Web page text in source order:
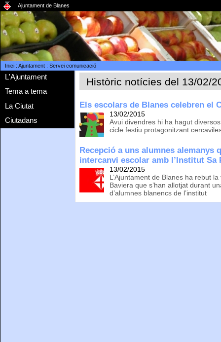
Ajuntament de Blanes
Inici: Ajuntament: Servei comunicació
L'Ajuntament
Tema a tema
La Ciutat
Ciutadans
Històric notícies del 13/02/
Els escolars de Blanes celebren el
13/02/2015
Avui divendres hi ha hagut
cicle festiu protagonitzant
Recepció a uns alumnes alemanys
intercanvi escolar amb l’Institut Sa
13/02/2015
L’Ajuntament de Blanes ha rebut
Baviera que s’han allotjat durant
d’alumnes blanencs de l’institut